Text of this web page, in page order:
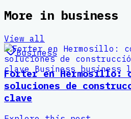
More in business
View all
Business
Forter en Hermosillo:
soluciones de
clave